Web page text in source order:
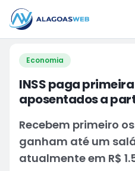
Economia
INSS paga
aposentados a
Recebem primeiro
ganham até um
atualmente em R$